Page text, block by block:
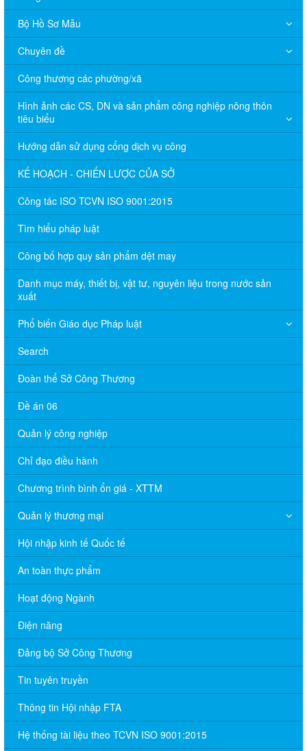
Bộ Hồ Sơ Mẫu
Chuyên đề
Công thương các phường/xã
Hình ảnh các CS, DN và sản phẩm công nghiệp nông thôn
tiêu biểu
Hướng dẫn sử dụng cổng dịch vụ công
KẾ HOẠCH - CHIẾN LƯỢC CỦA SỞ
Công tác ISO TCVN ISO 9001:2015
Tìm hiểu pháp luật
Công bố hợp quy sản phẩm dệt may
Danh mục máy, thiết bị, vật tư, nguyên liệu trong nước sản
xuất
Phổ biến Giáo dục Pháp luật
Search
Đoàn thể Sở Công Thương
Đề án 06
Quản lý công nghiệp
Chỉ đạo điều hành
Chương trình bình ổn giá - XTTM
Quản lý thương mại
Hội nhập kinh tế Quốc tế
An toàn thực phẩm
Hoạt động Ngành
Điện năng
Đảng bộ Sở Công Thương
Tin tuyên truyền
Thông tin Hội nhập FTA
Hệ thống tài liệu theo TCVN ISO 9001:2015